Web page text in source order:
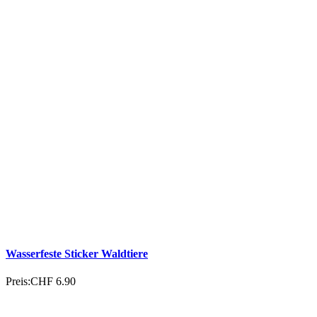
Wasserfeste Sticker Waldtiere
Preis:CHF 6.90